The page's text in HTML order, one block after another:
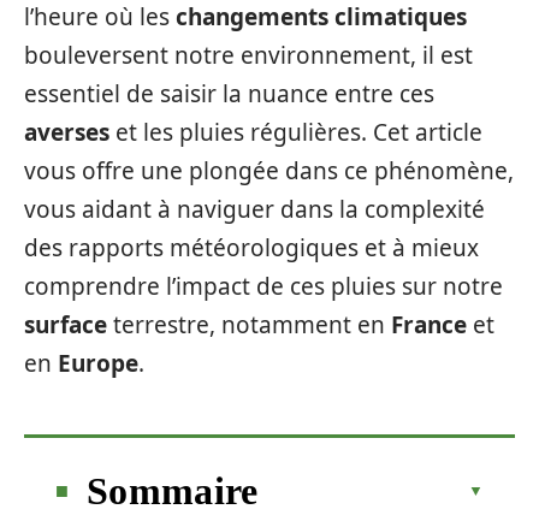
l’heure où leschangements climatiques
bouleversent notre environnement, il est
essentiel de saisir la nuance entre ces
averses et les pluies régulières. Cet article
vous offre une plongée dans ce phénomène,
vous aidant à naviguer dans la complexité
des rapports météorologiques et à mieux
comprendre l’impact de ces pluies sur notre
surfaceterrestre, notamment en France et
en Europe.
Sommaire